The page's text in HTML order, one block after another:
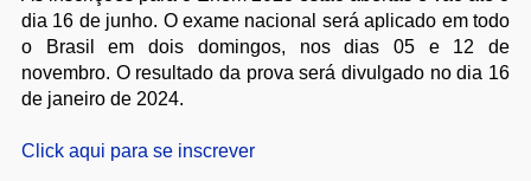
dia 16 de junho. O exame nacional será aplicado em todo
o Brasil em dois domingos, nos dias 05 e 12 de
novembro. O resultado da prova será divulgado no dia 16
de janeiro de 2024.
Click aqui para se inscrever